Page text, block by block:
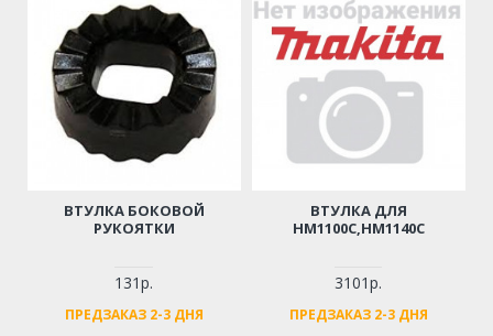
ВТУЛКА БОКОВОЙ
РУКОЯТКИ
131р.
ПРЕДЗАКАЗ 2-3 ДНЯ
ВТУЛКА ДЛЯ
HM1100C,HM1140C
3101р.
ПРЕДЗАКАЗ 2-3 ДНЯ